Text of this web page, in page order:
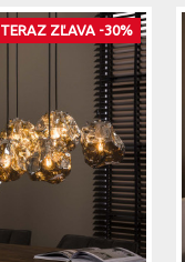
TERAZ ZĽAVA -30%